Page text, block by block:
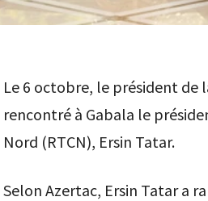
Le 6 octobre, le président de
rencontré à Gabala le
Nord (RTCN), Ersin Tatar.
Selon Azertac, Ersin Tatar a